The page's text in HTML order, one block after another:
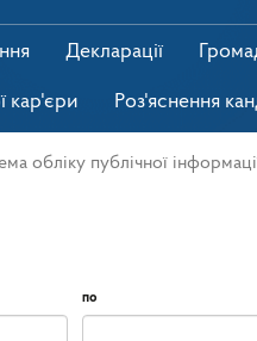
Декларації
кар'єри Роз'яснення
обліку публічної
по